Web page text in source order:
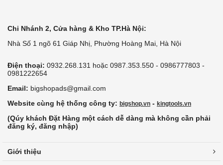
Chi Nhánh 2, Cửa hàng & Kho TP.Hà Nội:
Nhà Số 1 ngõ 61 Giáp Nhị, Phường Hoàng Mai, Hà Nội
Điện thoại: 0932.268.131 hoặc 0987.353.550 - 0986777803 -
0981222654
Email: bigshopads@gmail.com
Website cùng hệ thống công ty: bigshop.vn - kingtools.vn
(Qúy khách Đặt Hàng một cách dễ dàng mà không cần phải
đăng ký, đăng nhập)
Giới thiệu